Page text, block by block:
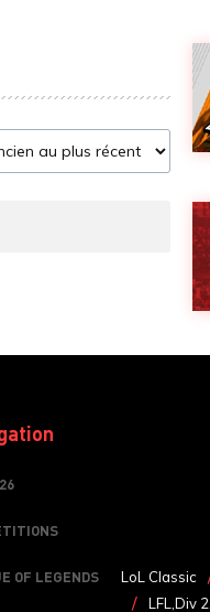
OF LEGENDS LoL Classic
LFL,Div